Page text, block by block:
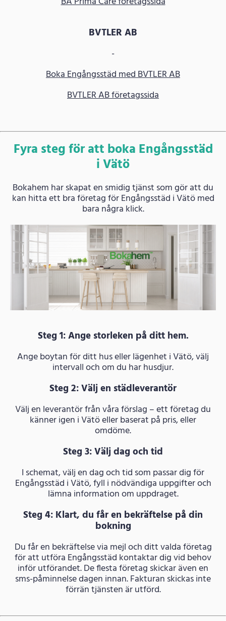
BVTLER AB
-
Boka Engångsstäd med BVTLER AB
BVTLER AB företagssida
Fyra steg för att boka Engångsstäd
i Vätö
Bokahem har skapat en smidig tjänst som gör att du
kan hitta ett bra företag för Engångsstäd i Vätö med
bara några klick.
Steg 1: Ange storleken på ditt hem.
Ange boytan för ditt hus eller lägenhet i Vätö, välj
intervall och om du har husdjur.
Steg 2: Välj en städleverantör
Välj en leverantör från våra förslag – ett företag du
känner igen i Vätö eller baserat på pris, eller
omdöme.
Steg 3: Välj dag och tid
I schemat, välj en dag och tid som passar dig för
Engångsstäd i Vätö, fyll i nödvändiga uppgifter och
lämna information om uppdraget.
Steg 4: Klart, du får en bekräftelse på din
bokning
Du får en bekräftelse via mejl och ditt valda företag
för att utföra Engångsstäd kontaktar dig vid behov
inför utförandet. De flesta företag skickar även en
sms-påminnelse dagen innan. Fakturan skickas inte
förrän tjänsten är utförd.